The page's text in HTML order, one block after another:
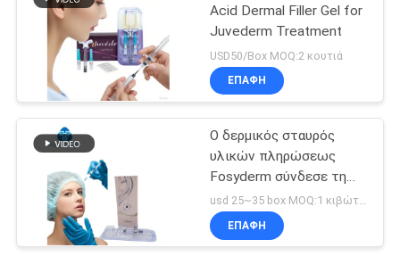
Acid Dermal Filler Gel for
Juvederm Treatment
USD50/Box MOQ:2 κουτιά
ΕΠΑΦΉ
Ο δερμικός σταυρός
υλικών πληρώσεως
Fosyderm σύνδεσε τη
Hyaluronic όξινη χειλική
έγχυση 24mg/Ml
πηκτωμάτων για τη
usd 25~35 box MOQ:1 κιβώτιο
ΕΠΑΦΉ